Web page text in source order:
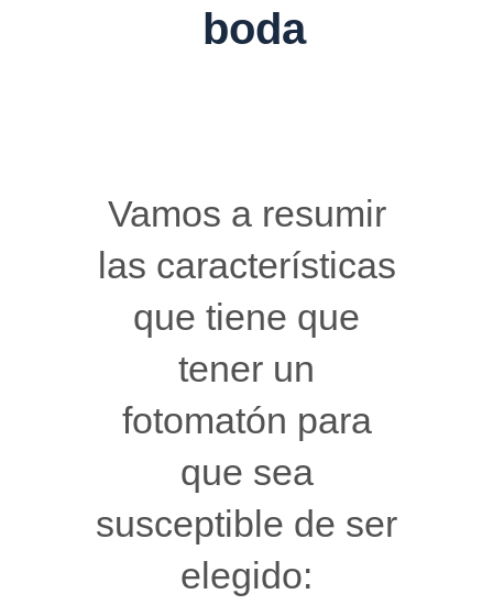
boda
Vamos a resumir
las características
que tiene que
tener un
fotomatón para
que sea
susceptible de ser
elegido: